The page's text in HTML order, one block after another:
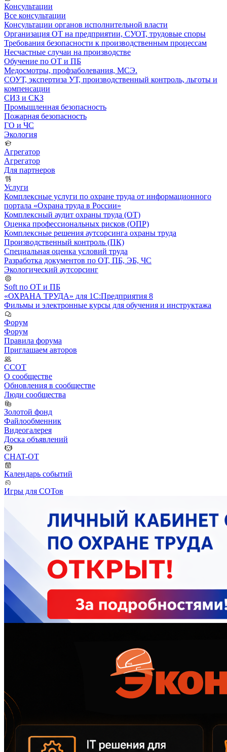
Консультации
Все консультации
Консультации органов исполнительной власти
Организация ОТ на предприятии, СУОТ, трудовые споры
Требования безопасности к производственным процессам
Несчастные случаи на производстве
Обучение по ОТ и ПБ
Медосмотры, профзаболевания, МСЭ.
СОУТ, экспертиза УТ, производственный контроль, льготы и
компенсации
СИЗ и СКЗ
Промышленная безопасность
Пожарная безопасность
ГО и ЧС
Экология
Агрегатор
Агрегатор
Для партнеров
Услуги
Комплексные услуги по охране труда от информационного
портала «Охрана труда в России»
Комплексный аудит охраны труда (ОТ)
Оценка профессиональных рисков (ОПР)
Комплексные решения аутсорсинга охраны труда
Производственный контроль (ПК)
Специальная оценка условий труда
Разработка документов по ОТ, ПБ, ЭБ, ЧС
Экологический аутсорсинг
Soft по ОТ и ПБ
«ОХРАНА ТРУДА» для 1С:Предприятия 8
Фильмы и электронные курсы для обучения и инструктажа
Форум
Форум
Правила форума
Приглашаем авторов
ССОТ
О сообществе
Обновления в сообществе
Люди сообщества
Золотой фонд
Файлообменник
Видеогалерея
Доска объявлений
CHAT-OT
Календарь событий
Игры для СОТов